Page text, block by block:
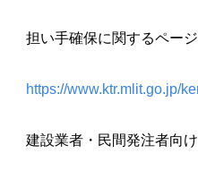
担い手確保に関するページ
https://www.ktr.mlit.go.jp/
建設業者・民間発注者向